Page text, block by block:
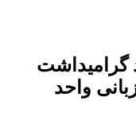
واحد